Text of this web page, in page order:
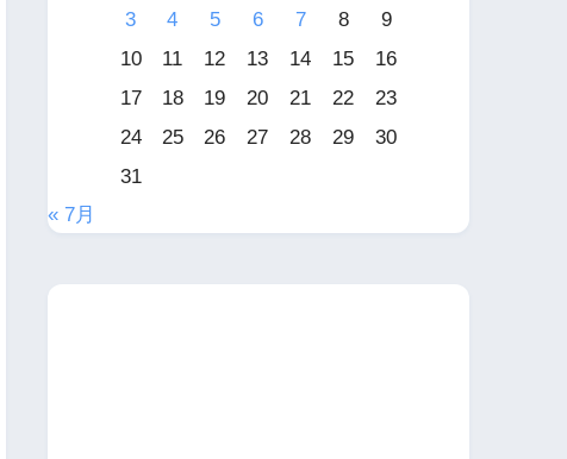
3
4 5 6 7 8
9
10
11 12 13 14 15
16
17
18 19 20 21 22
23
24
25 26 27 28 29
30
31
« 7月